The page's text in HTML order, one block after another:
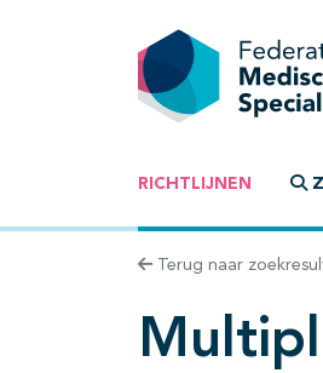
RICHTLIJNEN
Terug naar